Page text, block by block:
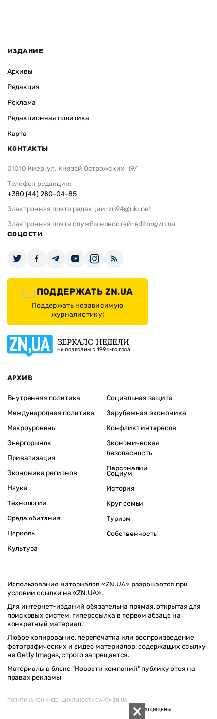
ИЗДАНИЕ
Архивы
Редакция
Реклама
Редакционная политика
Карта
КОНТАКТЫ
01010 Киев, ул. Князей Острожских, 19/1
Телефон редакции:
+380 (44) 280-04-85
Электронная почта редакции: zn94@ukr.net
Электронная почта службы новостей: editor@zn.ua
СОЦСЕТИ
ПОДДЕРЖАТЬ ZN.UA
Поддержать независимую
журналистику!
ЗЕРКАЛО НЕДЕЛИ
не подводим с 1994-го года
АРХИВ
Внутренняя политика
Международная политика
Макроуровень
Энергорынок
Приватизация
Экономика регионов
Социальная защита
Зарубежная экономика
Конфликт интересов
Экономическая
безопасность
Персоналии
Наука
Технологии
Среда обитания
Церковь
Культура
Социум
История
Круг семьи
Туризм
Собственность
Использование материалов «ZN.UA» разрешается при
условии ссылки на «ZN.UA».
Для интернет-изданий обязательна прямая, открытая для
поисковых систем, гиперссылка в первом абзаце на
конкретный материал.
Любое копирование, перепечатка или воспроизведение
фотографических и видео материалов, содержащих ссылку
на Getty Images, строго запрещается.
Материалы в блоке "Новости компаний" публикуются на
правах рекламы.
ПОЛИТИКА КОНФИДЕНЦИАЛЬНОСТИ САЙТА ZN.UA
© 1994–2026 «ЗЕРКАЛО НЕДЕЛИ. УКРАИНА». ВСЕ ПРАВА ЗАЩИЩЕНЫ.